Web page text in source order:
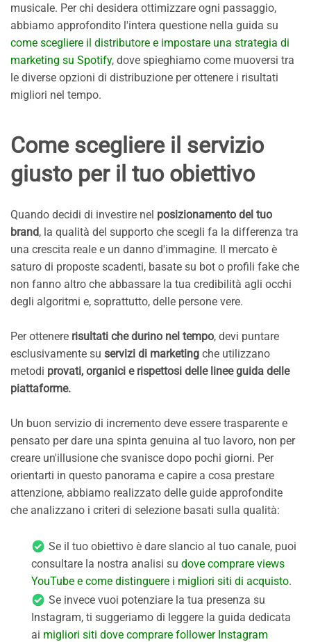
musicale. Per chi desidera ottimizzare ogni passaggio,
abbiamo approfondito l'intera questione nella guida su
come scegliere il distributore e impostare una strategia di
marketing su Spotify, dove spieghiamo come muoversi tra
le diverse opzioni di distribuzione per ottenere i risultati
migliori nel tempo.
Come scegliere il servizio
giusto per il tuo obiettivo
Quando decidi di investire nel posizionamento del tuo
brand, la qualità del supporto che scegli fa la differenza tra
una crescita reale e un danno d'immagine. Il mercato è
saturo di proposte scadenti, basate su bot o profili fake che
non fanno altro che abbassare la tua credibilità agli occhi
degli algoritmi e, soprattutto, delle persone vere.
Per ottenere risultati che durino nel tempo, devi puntare
esclusivamente su servizi di marketing che utilizzano
metodi provati, organici e rispettosi delle linee guida delle
piattaforme.
Un buon servizio di incremento deve essere trasparente e
pensato per dare una spinta genuina al tuo lavoro, non per
creare un'illusione che svanisce dopo pochi giorni. Per
orientarti in questo panorama e capire a cosa prestare
attenzione, abbiamo realizzato delle guide approfondite
che analizzano i criteri di selezione basati sulla qualità:
Se il tuo obiettivo è dare slancio al tuo canale, puoi
consultare la nostra analisi su dove comprare views
YouTube e come distinguere i migliori siti di acquisto.
Se invece vuoi potenziare la tua presenza su
Instagram, ti suggeriamo di leggere la guida dedicata
ai migliori siti dove comprare follower Instagram